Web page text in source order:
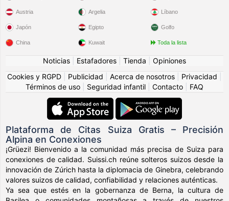
Austria
Japón
China
Argelia
Egipto
Kuwait
Líbano
Golfo
Toda la lista
Noticias Estafadores Tienda
Opiniones
Cookies y RGPD
Publicidad Acerca de nosotros Privacidad
Términos de uso
Seguridad infantil Contacto FAQ
Plataforma de Citas Suiza Gratis – Precisión
Alpina en Conexiones
¡Grüezi! Bienvenido a la comunidad más precisa de Suiza para
conexiones de calidad. Suissi.ch reúne solteros suizos desde la
innovación de Zúrich hasta la diplomacia de Ginebra, celebrando
valores suizos de calidad, confiabilidad y relaciones auténticas.
Ya sea que estés en la gobernanza de Berna, la cultura de